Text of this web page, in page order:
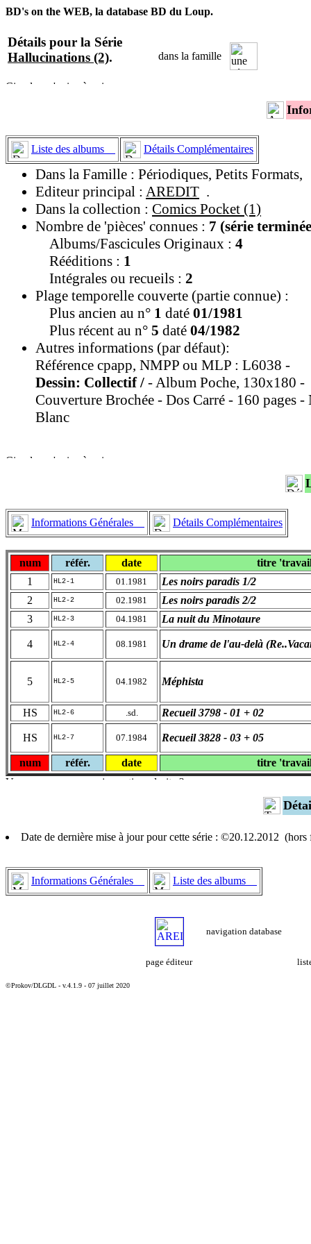
BD's on the WEB, la database BD du Loup.
Détails pour la Série
Hallucinations (2). dans la famille
Liste des albums Détails Complémentaires
Dans la Famille : Périodiques, Petits Formats,
Editeur principal : AREDIT .
Dans la collection : Comics Pocket (1)
Nombre de 'pièces' connues : 7 (série
Albums/Fascicules Originaux : 4
Rééditions : 1
Intégrales ou recueils : 2
Plage temporelle couverte (partie connue) :
Plus ancien au n° 1 daté 01/1981
Plus récent au n° 5 daté 04/1982
Autres informations (par défaut):
Référence cpapp, NMPP ou MLP : L6038 -
Dessin: Collectif / - Album Poche, 130x180 -
Couverture Brochée - Dos Carré - 160 pages -
Blanc
Informations Générales Détails Complémentaires
num référ. date
titre
1
HL2-1 01.1981
Les noirs paradis 1/2
2
HL2-2 02.1981
Les noirs paradis 2/2
3
HL2-3 04.1981 La nuit du Minotaure
4 HL2-4 08.1981 Un drame de l'au-delà
5 HL2-5 04.1982 Méphista
HS HL2-6 .sd. Recueil 3798 - 01 + 02
HS HL2-7 07.1984 Recueil 3828 - 03 + 05
num référ. date titre
Date de dernière mise à jour pour cette série : ©20.12.2012 (hors
Informations Générales Liste des albums
navigation database
page éditeur
©Prokov/DLGDL - v.4.1.9 - 07 juillet 2020